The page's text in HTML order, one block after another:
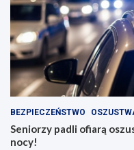
BEZPIECZEŃSTWO
Seniorzy padli ofiarą
nocy!